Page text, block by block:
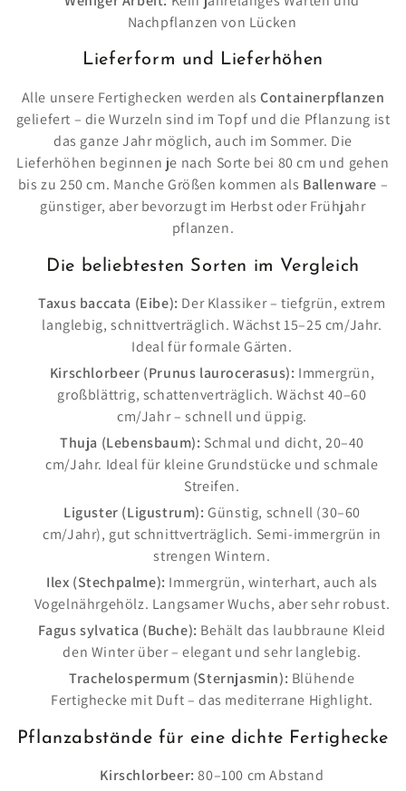
Nachpflanzen von Lücken
Lieferform und Lieferhöhen
Alle unsere Fertighecken werden alsContainerpflanzen
geliefert – die Wurzeln sind im Topf und die Pflanzung ist
das ganze Jahr möglich, auch im Sommer. Die
Lieferhöhen beginnen je nach Sorte bei 80 cm und gehen
bis zu 250 cm. Manche Größen kommen als Ballenware –
günstiger, aber bevorzugt im Herbst oder Frühjahr
pflanzen.
Die beliebtesten Sorten im Vergleich
Taxus baccata (Eibe): Der Klassiker – tiefgrün, extrem
langlebig, schnittverträglich. Wächst 15–25 cm/Jahr.
Ideal für formale Gärten.
Kirschlorbeer (Prunus laurocerasus): Immergrün,
großblättrig, schattenverträglich. Wächst 40–60
cm/Jahr – schnell und üppig.
Thuja (Lebensbaum): Schmal und dicht, 20–40
cm/Jahr. Ideal für kleine Grundstücke und schmale
Streifen.
Liguster (Ligustrum): Günstig, schnell (30–60
cm/Jahr), gut schnittverträglich. Semi-immergrün in
strengen Wintern.
Ilex (Stechpalme): Immergrün, winterhart, auch als
Vogelnährgehölz. Langsamer Wuchs, aber sehr robust.
Fagus sylvatica (Buche): Behält das laubbraune Kleid
den Winter über – elegant und sehr langlebig.
Trachelospermum (Sternjasmin): Blühende
Fertighecke mit Duft – das mediterrane Highlight.
Pflanzabstände für eine dichte Fertighecke
Kirschlorbeer: 80–100 cm Abstand